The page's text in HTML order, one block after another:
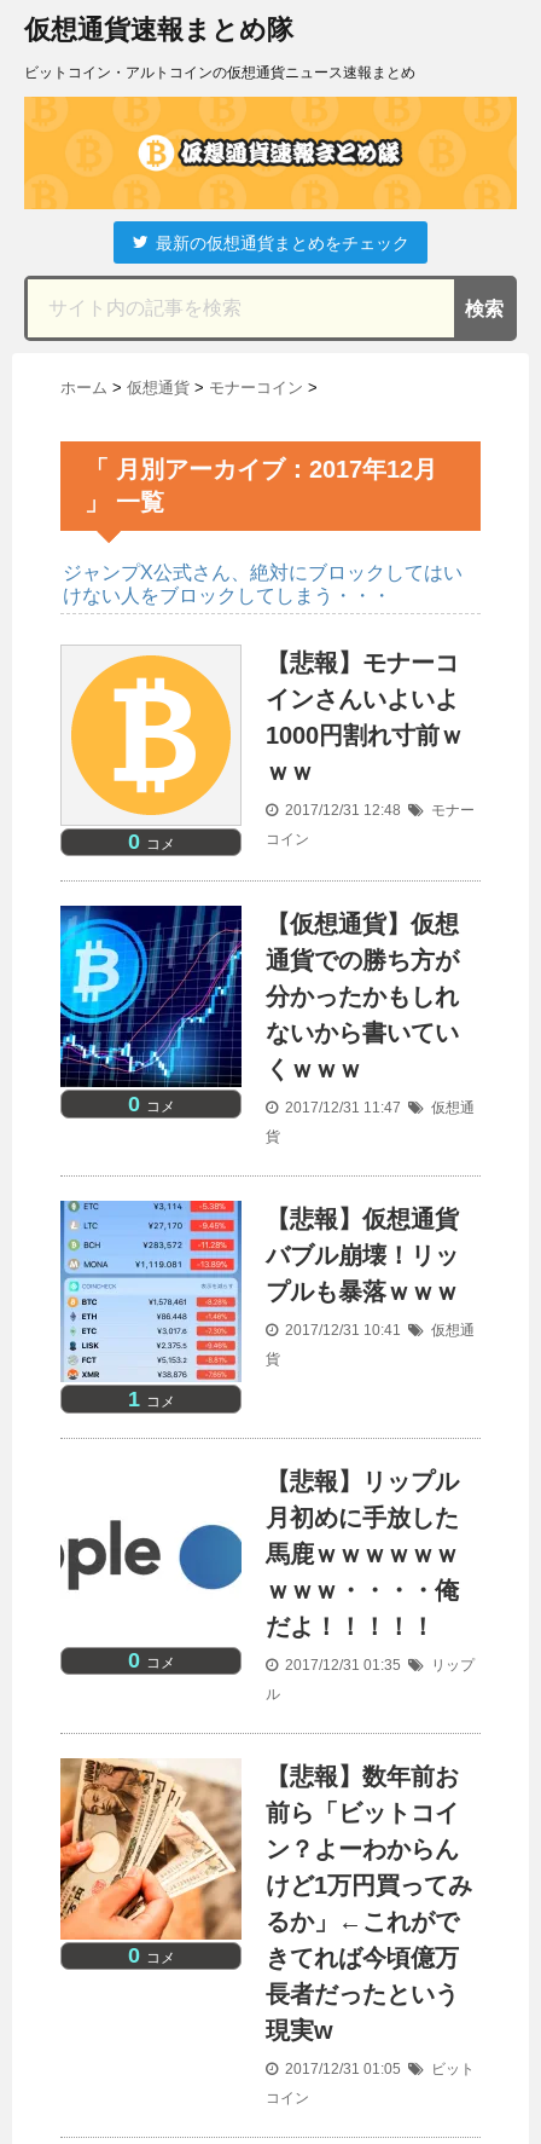
仮想通貨速報まとめ隊
ビットコイン・アルトコインの仮想通貨ニュース速報まとめ
最新の仮想通貨まとめをチェック
ホーム > 仮想通貨 > モナーコイン >
「 月別アーカイブ：2017年12月
」 一覧
ジャンプX公式さん、絶対にブロックしてはい
けない人をブロックしてしまう・・・
0 コメ
【悲報】モナーコ
インさんいよいよ
1000円割れ寸前ｗ
ｗｗ
2017/12/31 12:48
モナー
コイン
0 コメ
【仮想通貨】仮想
通貨での勝ち方が
分かったかもしれ
ないから書いてい
くｗｗｗ
2017/12/31 11:47
仮想通
貨
1 コメ
【悲報】仮想通貨
バブル崩壊！リッ
プルも暴落ｗｗｗ
2017/12/31 10:41
仮想通
貨
0 コメ
【悲報】リップル
月初めに手放した
馬鹿ｗｗｗｗｗｗ
ｗｗｗ・・・・俺
だよ！！！！！
2017/12/31 01:35
リップ
ル
0 コメ
【悲報】数年前お
前ら「ビットコイ
ン？よーわからん
けど1万円買ってみ
るか」←これがで
きてれば今頃億万
長者だったという
現実w
2017/12/31 01:05
ビット
コイン